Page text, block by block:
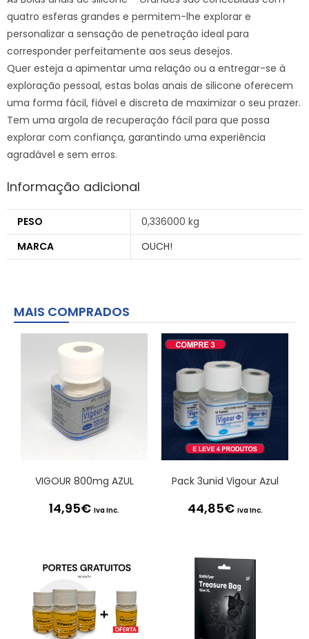
quatro esferas grandes e permitem-lhe explorar e
personalizar a sensação de penetração ideal para
corresponder perfeitamente aos seus desejos.
Quer esteja a apimentar uma relação ou a entregar-se à
exploração pessoal, estas bolas anais de silicone oferecem
uma forma fácil, fiável e discreta de maximizar o seu prazer.
Tem uma argola de recuperação fácil para que possa
explorar com confiança, garantindo uma experiência
agradável e sem erros.
Informação adicional
PESO
0,336000 kg
MARCA
OUCH!
MAIS COMPRADOS
VIGOUR 800mg AZUL
14,95€ Iva Inc.
Pack 3unid Vigour Azul
44,85€ Iva Inc.